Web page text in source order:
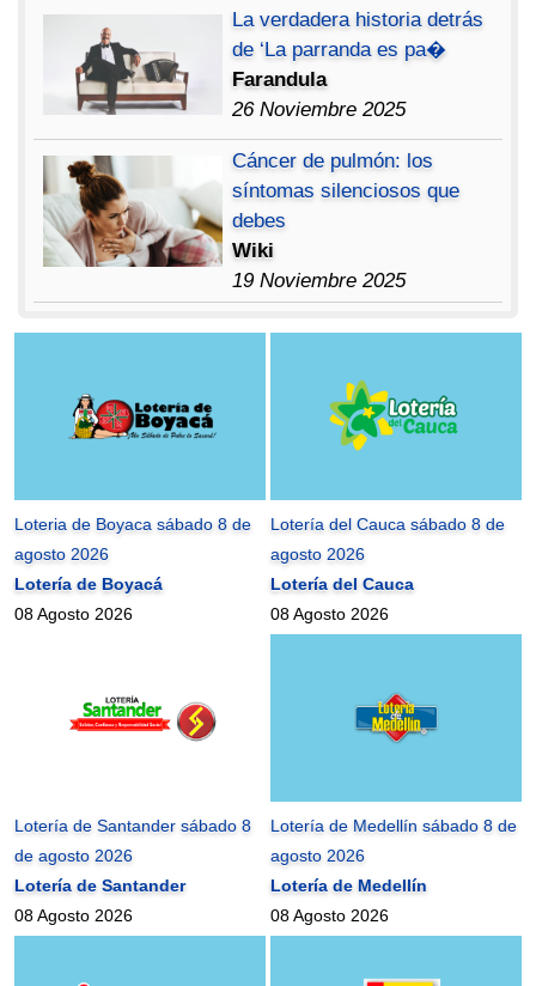
La verdadera historia detrás
de ‘La parranda es pa�
Farandula
26 Noviembre 2025
Cáncer de pulmón: los
síntomas silenciosos que
debes
Wiki
19 Noviembre 2025
Loteria de Boyaca sábado 8 de
agosto 2026
Lotería de Boyacá
08 Agosto 2026
Lotería del Cauca sábado 8 de
agosto 2026
Lotería del Cauca
08 Agosto 2026
Lotería de Santander sábado 8
de agosto 2026
Lotería de Santander
08 Agosto 2026
Lotería de Medellín sábado 8 de
agosto 2026
Lotería de Medellín
08 Agosto 2026